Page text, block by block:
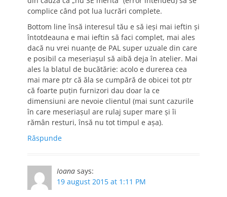
complice când pot lua lucrări complete.
Bottom line însă interesul tău e să ieși mai ieftin și
întotdeauna e mai ieftin să faci complet, mai ales
dacă nu vrei nuanțe de PAL super uzuale din care
e posibil ca meseriașul să aibă deja în atelier. Mai
ales la blatul de bucătărie: acolo e durerea cea
mai mare ptr că ăla se cumpără de obicei tot ptr
că foarte puțin furnizori dau doar la ce
dimensiuni are nevoie clientul (mai sunt cazurile
în care meseriașul are rulaj super mare și îi
rămân resturi, însă nu tot timpul e așa).
Răspunde
Ioana says:
19 august 2015 at 1:11 PM